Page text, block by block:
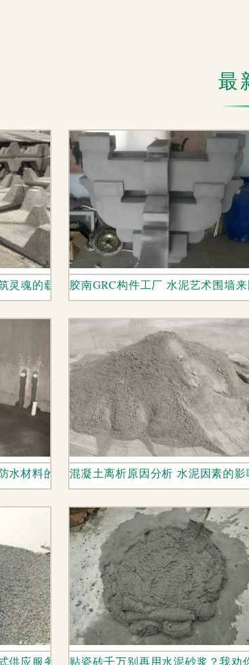
最
灵魂的载体 胶南GRC构件工厂 水泥艺术围墙
水材料的选择与使用混凝土离析原因分析 水泥因素的
供应服务成就在建民生贴瓷砖千万别再用水泥砂浆？我劝